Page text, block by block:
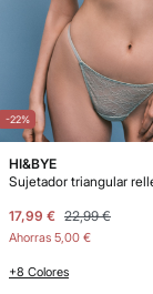
-22%
HI&BYE
17,99 € 22,99 €
Ahorras 5,00 €
+8 Colores